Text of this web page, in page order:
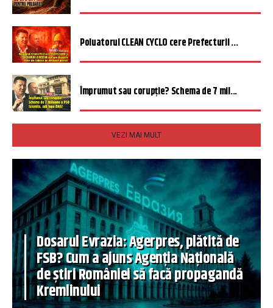
Poluatorul CLEAN CYCLO cere Prefecturii ...
Împrumut sau corupție? Schema de 7 mil...
VEZI MAI MULT
Dosarul Evrazia: Agerpres, plătită de
FSB? Cum a ajuns Agenția Națională
de știri României să facă propagandă
Kremlinului